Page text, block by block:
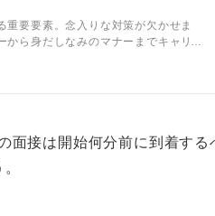
ーです。
などをする時間に充ててくだ
重要要素。念入りな対策が欠かせま
から身だしなみのマナーまでキャリ
ます。集団面接やWEB面接のマナ
面接は開始何分前に到着す